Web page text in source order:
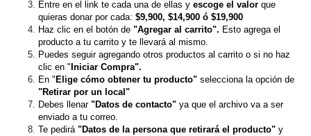
Entre en el link te cada una de ellas y escoge el valor que
quieras donar por cada: $9,900, $14,900 ó $19,900
Haz clic en el botón de "Agregar al carrito". Esto agrega el
producto a tu carrito y te llevará al mismo.
Puedes seguir agregando otros productos al carrito o si no haz
clic en " Iniciar Compra".
En " Elige cómo obtener tu producto"
"Retirar por un local"
Debes llenar "Datos de contacto" ya que el archivo va a ser
enviado a tu correo.
Te pedirá "Datos de la persona que retirará el producto" y